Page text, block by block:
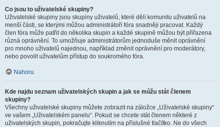
Co jsou to uživatelské skupiny?
Uživatelské skupiny jsou skupiny uživatelů, které dělí komunitu uživatelů na
menší části, se kterými můžou administrátoři fóra snadněji pracovat. Každý
člen fóra může patřit do několika skupin a každé skupině můžou být přiřazena
různá oprávnění. To umožňuje administrátorům jednoduše měnit oprávnění
pro mnoho uživatelů najednou, například změnit oprávnění pro moderátory,
nebo povolit uživatelům přístup do soukromého fóra.
Nahoru
Kde najdu seznam uživatelských skupin a jak se můžu stát členem
skupiny?
Všechny uživatelské skupiny můžete zobrazit na záložce „Uživatelské skupiny“
ve vašem „Uživatelském panelu“. Pokud se chcete stát členem některé z
uživatelských skupin, pokračujte kliknutím na příslušné tlačítko. Ne do všech